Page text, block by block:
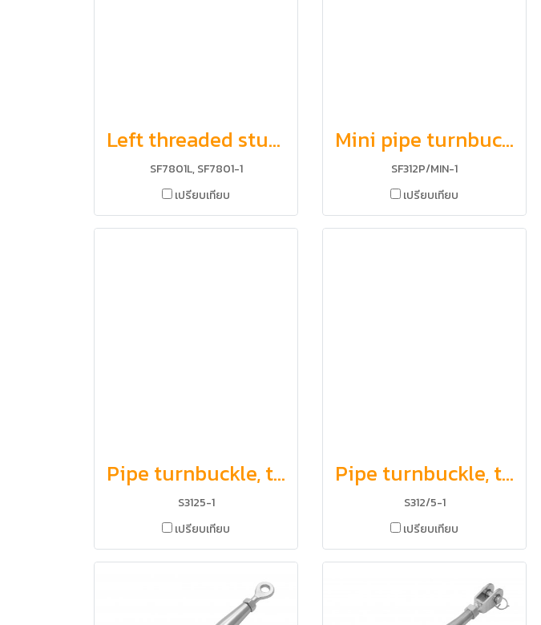
Left threaded stud terminal, Right threaded stud terminal
SF7801L, SF7801-1
เปรียบเทียบ
Mini pipe turnbuckle, jaw and jaw
SF312P/MIN-1
เปรียบเทียบ
Pipe turnbuckle, toggle and toggle
S3125-1
เปรียบเทียบ
Pipe turnbuckle, toggle and jaw
S312/5-1
เปรียบเทียบ